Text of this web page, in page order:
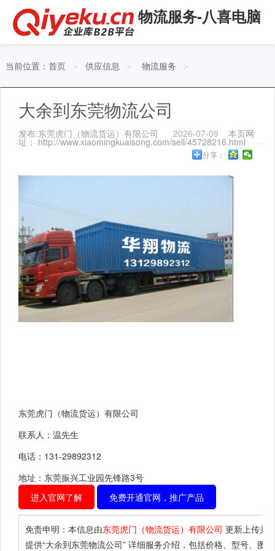
物流服务-八喜电脑
当前位置： 首页 > 供应信息 > 物流服务 >
大余到东莞物流公司
发布:东莞虎门（物流货运）有限公司 2026-07-09 本页网
址： http://www.xiaomingkuaisong.com/sell/45728216.html
分享：
东莞虎门（物流货运）有限公司
联系人：温先生
电话：131-29892312
地址：东莞振兴工业园先锋路3号
进入官网了解
免费开通官网，推广产品
免责申明：本信息由东莞虎门（物流货运）有限公司 更新上传并
提供“大余到东莞物流公司” 详细服务介绍，包括价格、型号、图